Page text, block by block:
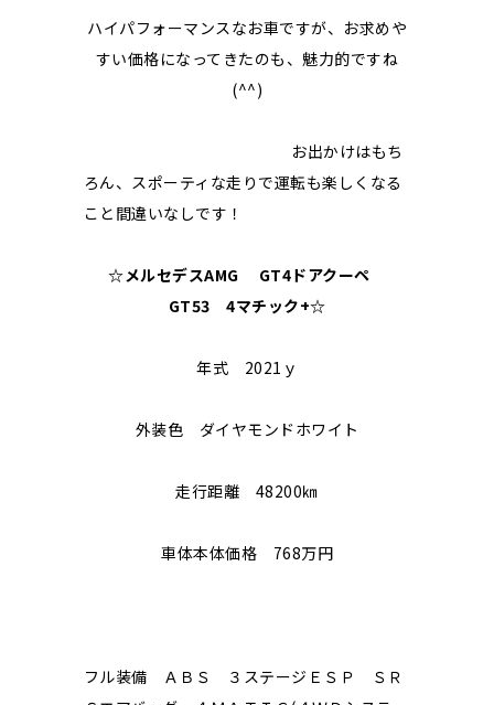
ハイパフォーマンスなお車ですが、お求めや
すい価格になってきたのも、魅力的ですね
(^^)
お出かけはもち
ろん、スポーティな走りで運転も楽しくなる
こと間違いなしです！
☆メルセデスAMG GT4ドアクーペ
GT53 4マチック+☆
年式 2021ｙ
外装色 ダイヤモンドホワイト
走行距離 48200㎞
車体本体価格 768万円
フル装備 ＡＢＳ ３ステージＥＳＰ ＳＲ